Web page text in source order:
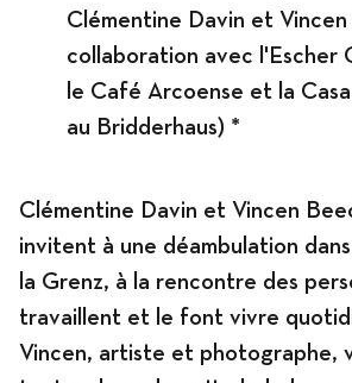
Clémentine Davin et Vincen
collaboration avec l'Escher
le Café Arcoense et la
au Bridderhaus) *
Clémentine Davin et Vincen
invitent à une déambulation
la Grenz, à la rencontre des
travaillent et le font vivre
Vincen, artiste et photographe,